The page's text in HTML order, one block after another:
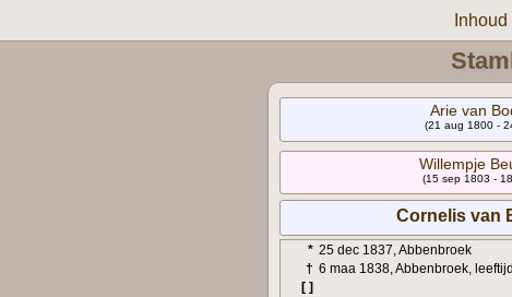
Inhoud
Arie van
(21 aug 1800 -
Willempje
(15 sep 1803 -
Cornelis van
* 25 dec 1837, Abbenbroek
† 6 maa 1838, Abbenbroek,
[ ]